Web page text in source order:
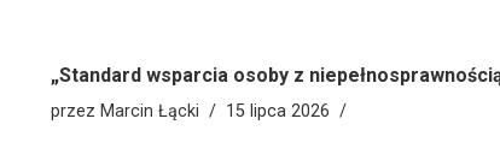
„Standard wsparcia osoby z
przez Marcin Łącki 15 lipca 2026